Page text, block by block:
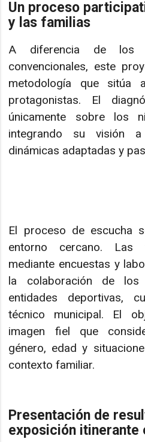
Un proceso
y las familias
A diferencia de los
convencionales, este
metodología que sitúa
protagonistas. El
únicamente sobre los
integrando su visión
dinámicas adaptadas y
El proceso de escucha
entorno cercano. Las
mediante encuestas y
la colaboración de los
entidades deportivas,
técnico municipal. El
imagen fiel que
género, edad y
contexto familiar.
Presentación de
exposición itinerante